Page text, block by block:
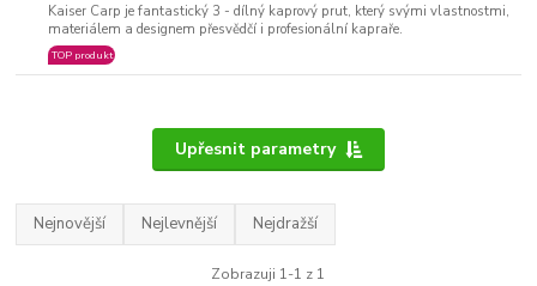
Kaiser Carp je fantastický 3 - dílný kaprový prut, který svými vlastnostmi,
materiálem a designem přesvědčí i profesionální kapraře.
TOP produkt
Upřesnit parametry
Nejnovější Nejlevnější Nejdražší
Zobrazuji 1-1 z 1